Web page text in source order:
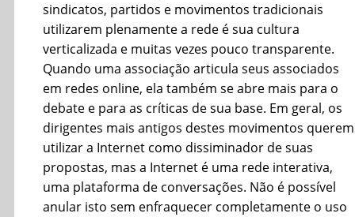
sindicatos, partidos e movimentos tradicionais
utilizarem plenamente a rede é sua cultura
verticalizada e muitas vezes pouco transparente.
Quando uma associação articula seus associados
em redes online, ela também se abre mais para o
debate e para as críticas de sua base. Em geral, os
dirigentes mais antigos destes movimentos querem
utilizar a Internet como dissiminador de suas
propostas, mas a Internet é uma rede interativa,
uma plataforma de conversações. Não é possível
anular isto sem enfraquecer completamente o uso